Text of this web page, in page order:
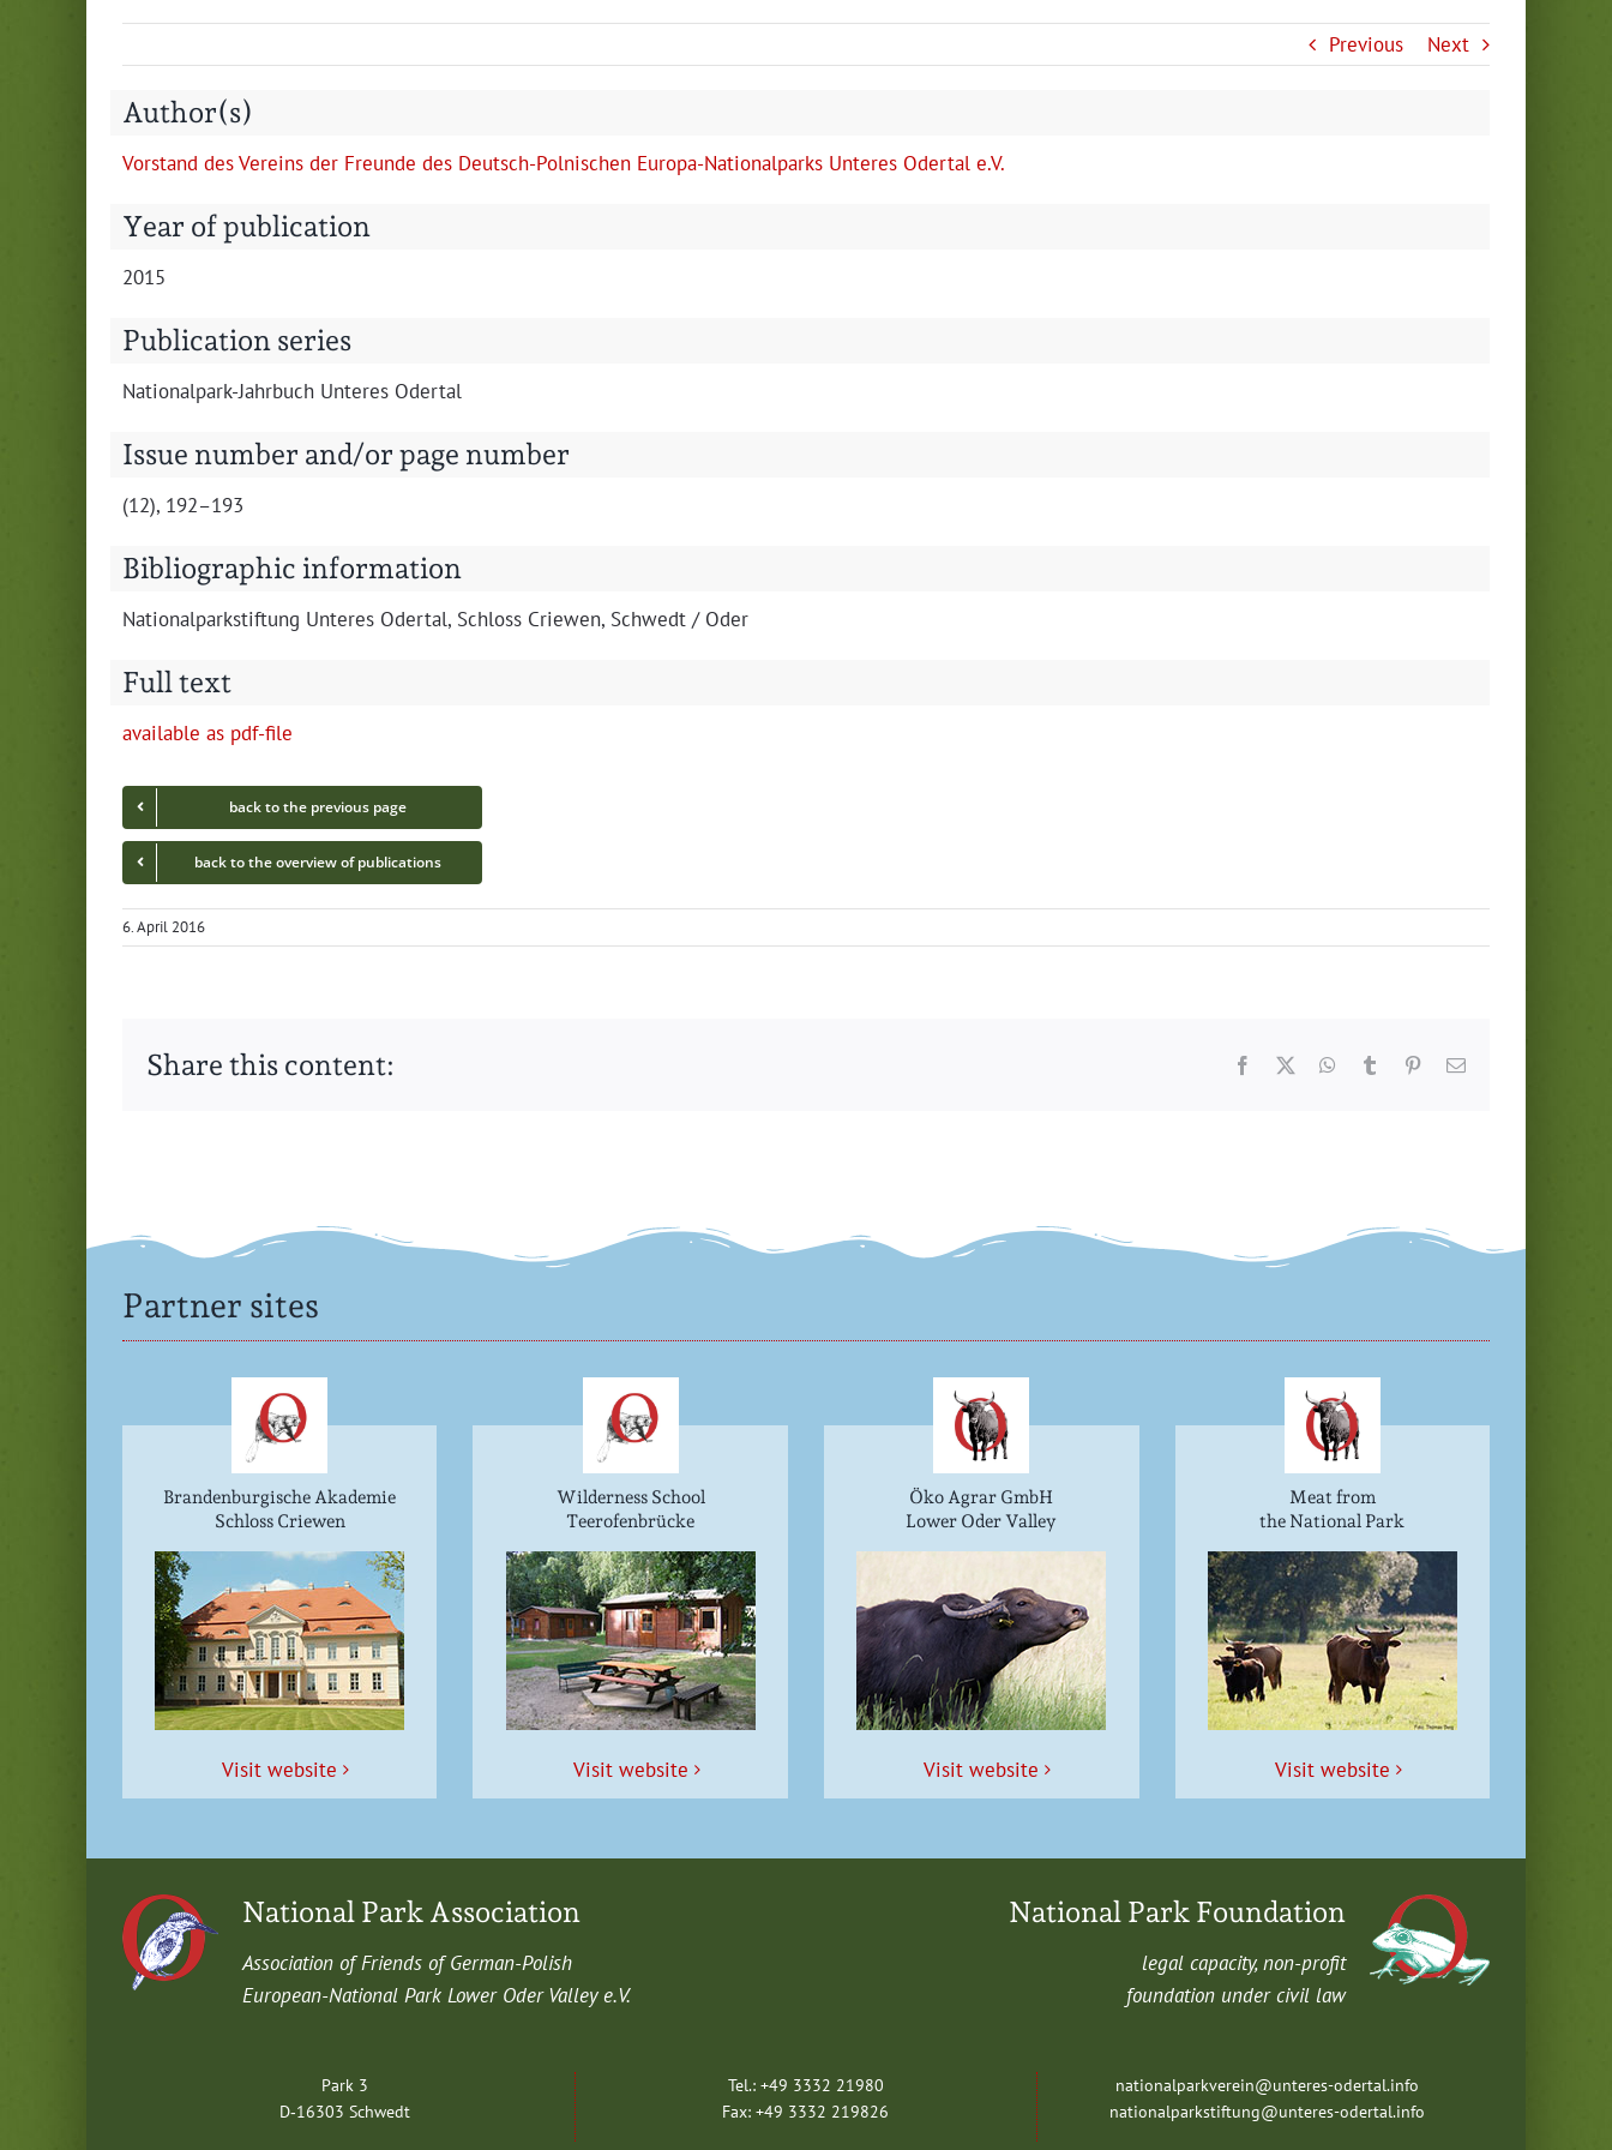
Previous Next
Author(s)
Vor­stand des Vere­ins der Fre­unde des Deutsch-Pol­nis­chen Europa-Nation­al­parks Unteres Oder­tal e.V.
Year of publication
2015
Publication series
Nation­al­park-Jahrbuch Unteres Odertal
Issue number and/or page number
(12), 192–193
Bibliographic information
Nation­al­park­s­tiftung Unteres Oder­tal, Schloss Criewen, Schwedt / Oder
Full text
avail­able as pdf-file
back to the pre­vi­ous page
back to the overview of publications
6. April 2016
Share this content: Facebook
Twitter WhatsApp
Tumblr PinterestEmail
Partner sites
Brandenburgische Akademie
Schloss Criewen
Vis­it website
Wilderness School
Teerofenbrücke
Vis­it website
Öko Agrar GmbH
Lower Oder Valley
Vis­it website
Meat from
the National Park
Vis­it website
National Park Association
Asso­ci­a­tion of Friends of German-Polish
Euro­pean-Nation­al Park Low­er Oder Val­ley e.V.
National Park Foundation
legal capac­i­ty, non-profit
foun­da­tion under civ­il law
Park 3
D‑16303 Schwedt
Tel.: +49 3332 21980
Fax: +49 3332 219826
nationalparkverein@unteres-odertal.info
nationalparkstiftung@unteres-odertal.info